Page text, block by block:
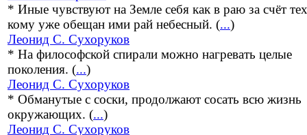
* Иные чувствуют на Земле себя как в раю за счёт
кому уже обещан ими рай небесный. (...)
Леонид С. Сухоруков
* На философской спирали можно нагревать целые
поколения. (...)
Леонид С. Сухоруков
* Обманутые с соски, продолжают сосать всю жизнь
окружающих. (...)
Леонид С. Сухоруков